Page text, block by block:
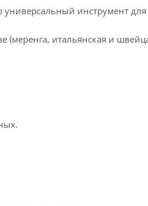
инструмент
(меренга, итальянская и